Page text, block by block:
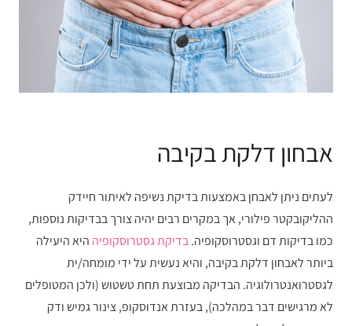
אבחון דלקת בקיבה
לעתים ניתן לאבחן באמצעות בדיקת נשיפה לאיתור חיידק
ההליקובקטר פילורי, אך במקרים רבים יהיה צורך בבדיקות נוספות,
כמו בדיקות דם וגסטרוסקופיה.בדיקת גסטרוסקופיה היא היעילה
ביותר לאבחון דלקת בקיבה, והיא נעשית על ידי מומחה/ית
לגסטרואנטרולוגיה. הבדיקה מבוצעת תחת טשטוש (ולכן המטופלים
לא מרגישים דבר במהלכה), בעזרת אנדוסקופ, צינור גמיש ודק